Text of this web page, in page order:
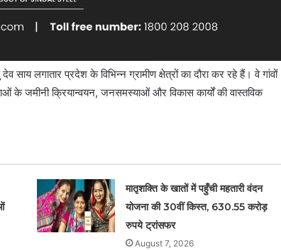
लगातार प्रदेश के विभिन्न ग्रामीण क्षेत्रों का दौरा कर रहे हैं। वे गांवों
जमीनी क्रियान्वयन, जनसमस्याओं और विकास कार्यों की वास्तविक
मातृशक्ति के खातों में पहुँची महतारी वंदन
योजना की 30वीं किस्त, 630.55 करोड़
रुपये ट्रांसफर
August 7, 2026